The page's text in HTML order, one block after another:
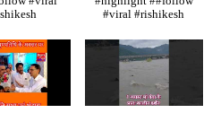
#viral #rishikesh